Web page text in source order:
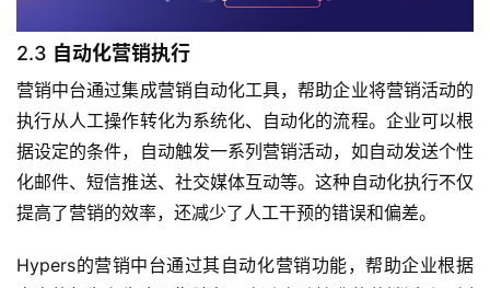
2.3 自动化营销执行
营销中台通过集成营销自动化工具，帮助企业将营销活动的
执行从人工操作转化为系统化、自动化的流程。企业可以根
据设定的条件，自动触发一系列营销活动，如自动发送个性
化邮件、短信推送、社交媒体互动等。这种自动化执行不仅
提高了营销的效率，还减少了人工干预的错误和偏差。
Hypers的营销中台通过其自动化营销功能，帮助企业根据